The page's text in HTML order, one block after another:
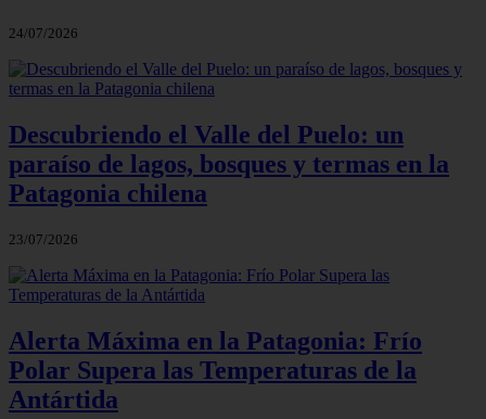
24/07/2026
Descubriendo el Valle del Puelo: un
paraíso de lagos, bosques y termas en la
Patagonia chilena
23/07/2026
Alerta Máxima en la Patagonia: Frío
Polar Supera las Temperaturas de la
Antártida